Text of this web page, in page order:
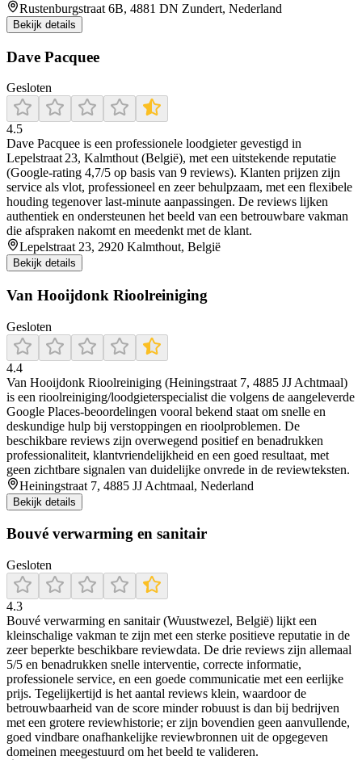
Rustenburgstraat 6B, 4881 DN Zundert, Nederland
Bekijk details
Dave Pacquee
Gesloten
4.5
Dave Pacquee is een professionele loodgieter gevestigd in
Lepelstraat 23, Kalmthout (België), met een uitstekende reputatie
(Google-rating 4,7/5 op basis van 9 reviews). Klanten prijzen zijn
service als vlot, professioneel en zeer behulpzaam, met een flexibele
houding tegenover last-minute aanpassingen. De reviews lijken
authentiek en ondersteunen het beeld van een betrouwbare vakman
die afspraken nakomt en meedenkt met de klant.
Lepelstraat 23, 2920 Kalmthout, België
Bekijk details
Van Hooijdonk Rioolreiniging
Gesloten
4.4
Van Hooijdonk Rioolreiniging (Heiningstraat 7, 4885 JJ Achtmaal)
is een rioolreiniging/loodgieterspecialist die volgens de aangeleverde
Google Places-beoordelingen vooral bekend staat om snelle en
deskundige hulp bij verstoppingen en rioolproblemen. De
beschikbare reviews zijn overwegend positief en benadrukken
professionaliteit, klantvriendelijkheid en een goed resultaat, met
geen zichtbare signalen van duidelijke onvrede in de reviewteksten.
Heiningstraat 7, 4885 JJ Achtmaal, Nederland
Bekijk details
Bouvé verwarming en sanitair
Gesloten
4.3
Bouvé verwarming en sanitair (Wuustwezel, België) lijkt een
kleinschalige vakman te zijn met een sterke positieve reputatie in de
zeer beperkte beschikbare reviewdata. De drie reviews zijn allemaal
5/5 en benadrukken snelle interventie, correcte informatie,
professionele service, en een goede communicatie met een eerlijke
prijs. Tegelijkertijd is het aantal reviews klein, waardoor de
betrouwbaarheid van de score minder robuust is dan bij bedrijven
met een grotere reviewhistorie; er zijn bovendien geen aanvullende,
goed vindbare onafhankelijke reviewbronnen uit de opgegeven
domeinen meegestuurd om het beeld te valideren.